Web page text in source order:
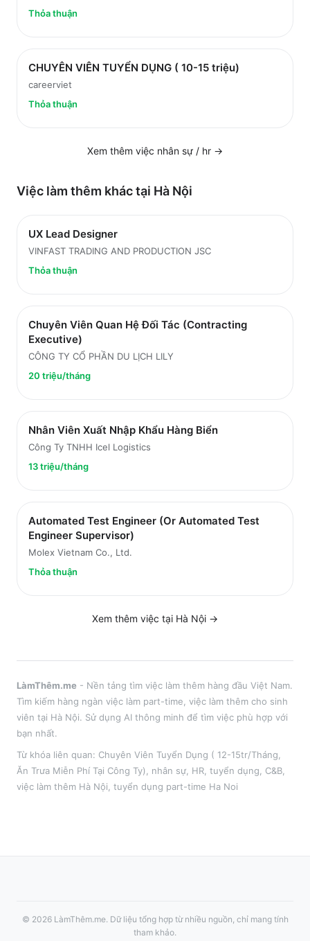
Thỏa thuận
CHUYÊN VIÊN TUYỂN DỤNG ( 10-15 triệu)
careerviet
Thỏa thuận
Xem thêm việc nhân sự / hr →
Việc làm thêm khác tại Hà Nội
UX Lead Designer
VINFAST TRADING AND PRODUCTION JSC
Thỏa thuận
Chuyên Viên Quan Hệ Đối Tác (Contracting
Executive)
CÔNG TY CỔ PHẦN DU LỊCH LILY
20 triệu/tháng
Nhân Viên Xuất Nhập Khẩu Hàng Biển
Công Ty TNHH Icel Logistics
13 triệu/tháng
Automated Test Engineer (Or Automated Test
Engineer Supervisor)
Molex Vietnam Co., Ltd.
Thỏa thuận
Xem thêm việc tại Hà Nội →
LàmThêm.me - Nền tảng tìm việc làm thêm hàng đầu Việt Nam.
Tìm kiếm hàng ngàn việc làm part-time, việc làm thêm cho sinh
viên tại Hà Nội. Sử dụng AI thông minh để tìm việc phù hợp với
bạn nhất.
Từ khóa liên quan: Chuyên Viên Tuyển Dụng ( 12-15tr/Tháng,
Ăn Trưa Miễn Phí Tại Công Ty)
nhân sự, HR, tuyển dụng, C&B
việc làm thêm Hà Nội , tuyển dụng part-time Ha Noi
© 2026 LàmThêm.me. Dữ liệu tổng hợp từ nhiều nguồn, chỉ mang tính
tham khảo.